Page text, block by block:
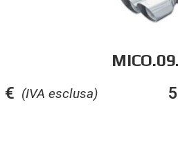
(IVA esclusa)
€